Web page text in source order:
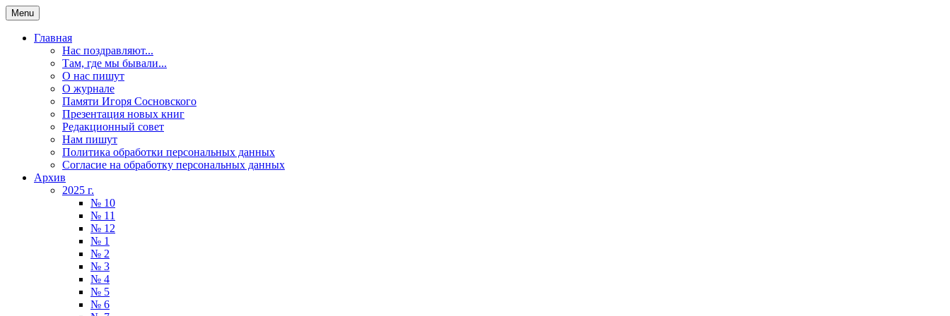
Menu
Главная
Нас поздравляют...
Там, где мы бывали...
О нас пишут
О журнале
Памяти Игоря Сосновского
Презентация новых книг
Редакционный совет
Нам пишут
Политика обработки персональных данных
Согласие на обработку персональных данных
Архив
2025 г.
№ 10
№ 11
№ 12
№ 1
№ 2
№ 3
№ 4
№ 5
№ 6